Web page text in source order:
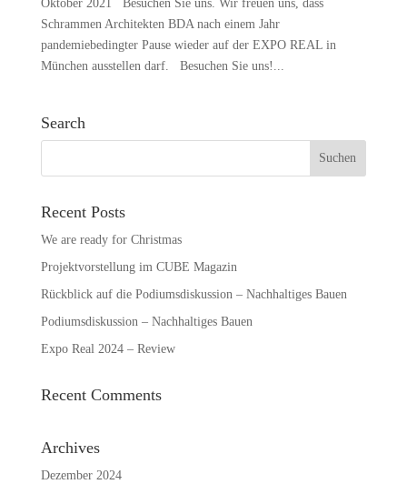
Oktober 2021 Besuchen Sie uns. Wir freuen uns, dass
Schrammen Architekten BDA nach einem Jahr
pandemiebedingter Pause wieder auf der EXPO REAL in
München ausstellen darf. Besuchen Sie uns!...
Search
Recent Posts
We are ready for Christmas
Projektvorstellung im CUBE Magazin
Rückblick auf die Podiumsdiskussion – Nachhaltiges Bauen
Podiumsdiskussion – Nachhaltiges Bauen
Expo Real 2024 – Review
Recent Comments
Archives
Dezember 2024